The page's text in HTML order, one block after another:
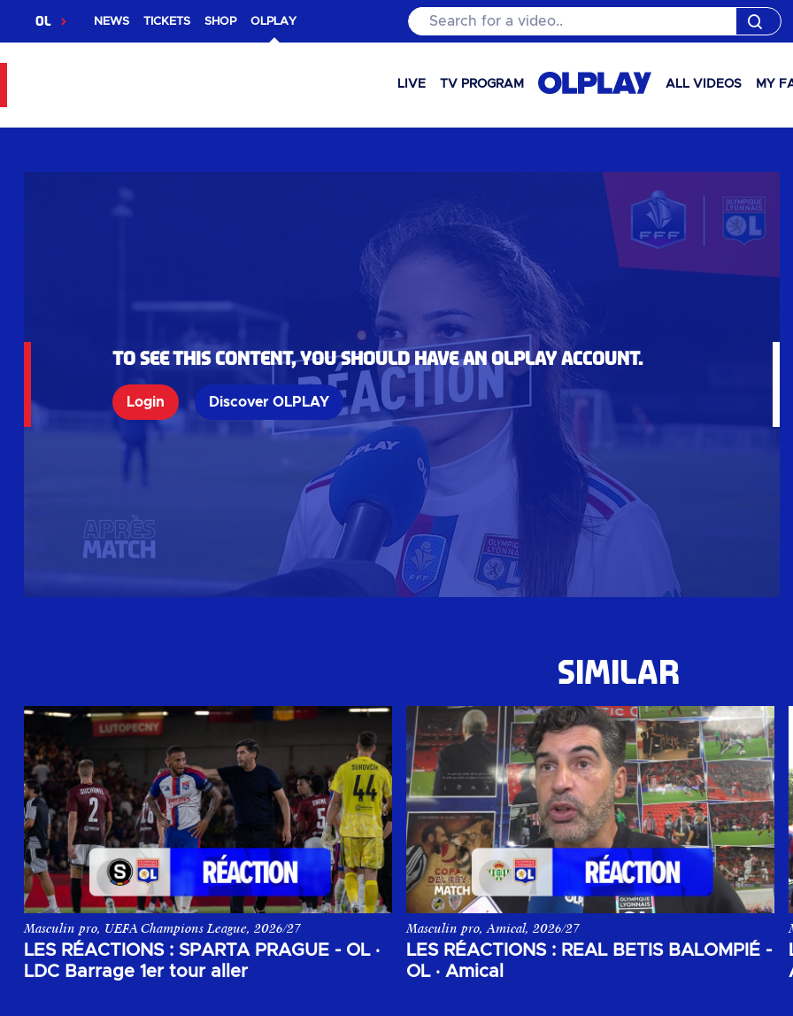
OL NEWS TICKETS SHOP OLPLAY Search for a video..
LIVE TV PROGRAM ALL VIDEOS MY
To see this content, you should have an OLPlay account.
Login Discover OLPLAY
SIMILAR
LES RÉACTIONS : SPARTA PRAGUE - OL·
LDC Barrage 1er tour aller
Masculin pro, UEFA Champions League, 2026/27
Les réactions suite au match aller du 1er tour de barrage de la Champions League, opposant le Sparta Prague à l'Olympique
LES RÉACTIONS : REAL BETIS BALOMPIÉ -
OL· Amical
Masculin pro, Amical, 2026/27
Les réactions du match amical entre le Real Betis Balompié et